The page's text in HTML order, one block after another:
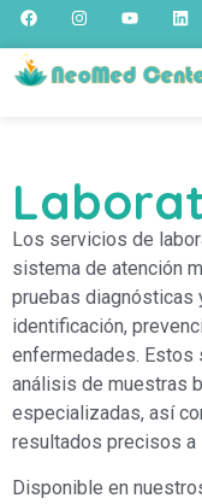
Los servicios de
sistema de atención
pruebas diagnósticas
identificación,
enfermedades. Estos
análisis de muestras
especializadas, así
resultados precisos
Disponible en